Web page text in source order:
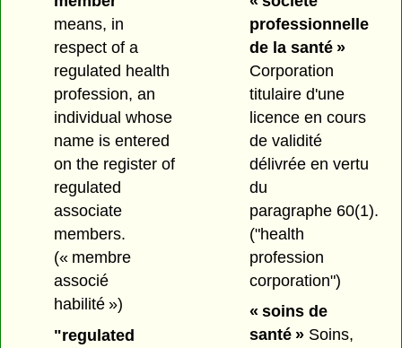
means, in
respect of a
regulated health
profession, an
individual whose
name is entered
on the register of
regulated
associate
members.
(« membre
associé
habilité »)
"regulated
professionnelle
de la santé »
Corporation
titulaire d'une
licence en cours
de validité
délivrée en vertu
du
paragraphe 60(1).
("health
profession
corporation")
« soins de
santé »Soins,